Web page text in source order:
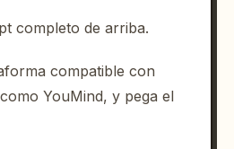
現在位置 (Ubicación
brillante y la etiqueta de
1 barra de progreso de
parte inferior central que
completo de arriba.
compatible con
YouMind, y pega el